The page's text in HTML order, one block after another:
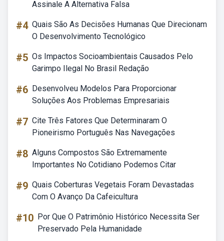
Assinale A Alternativa Falsa
#4 Quais São As Decisões Humanas Que Direcionam
O Desenvolvimento Tecnológico
#5 Os Impactos Socioambientais Causados Pelo
Garimpo Ilegal No Brasil Redação
#6 Desenvolveu Modelos Para Proporcionar
Soluções Aos Problemas Empresariais
#7 Cite Três Fatores Que Determinaram O
Pioneirismo Português Nas Navegações
#8 Alguns Compostos São Extremamente
Importantes No Cotidiano Podemos Citar
#9 Quais Coberturas Vegetais Foram Devastadas
Com O Avanço Da Cafeicultura
#10 Por Que O Patrimônio Histórico Necessita Ser
Preservado Pela Humanidade